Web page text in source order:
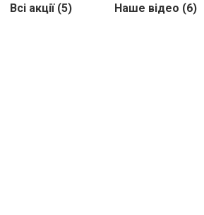
Всі акції (5) Наше відео (6)